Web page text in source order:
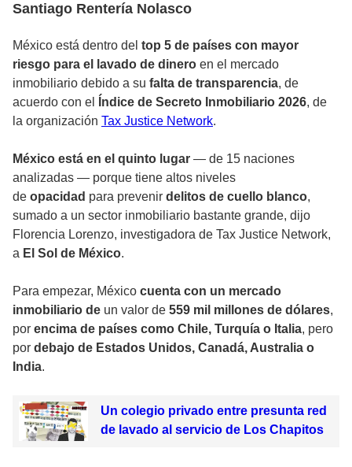
Santiago Rentería Nolasco
México está dentro del top 5 de países con mayor
riesgo para el lavado de dinero en el mercado
inmobiliario debido a su falta de transparencia, de
acuerdo con el
Índice de Secreto Inmobiliario 2026, de
la organización Tax Justice Network.
México está en el quinto lugar — de 15 naciones
analizadas — porque tiene altos niveles
de opacidad para prevenir delitos de cuello blanco,
sumado a un sector inmobiliario bastante grande, dijo
Florencia Lorenzo, investigadora de Tax Justice Network,
a El Sol de México.
Para empezar, México cuenta con un mercado
inmobiliario de un valor de 559 mil millones de dólares,
por encima de países como Chile, Turquía o Italia, pero
por debajo de Estados Unidos, Canadá, Australia o
India.
Un colegio privado entre presunta red
de lavado al servicio de Los Chapitos